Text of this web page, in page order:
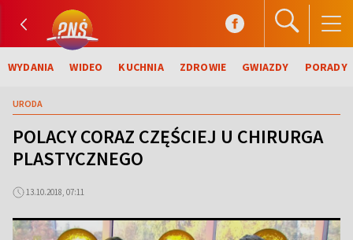
WYDANIA WIDEO KUCHNIA ZDROWIE GWIAZDY PORADY
URODA
POLACY CORAZ CZĘŚCIEJ U CHIRURGA
PLASTYCZNEGO
13.10.2018, 07:11